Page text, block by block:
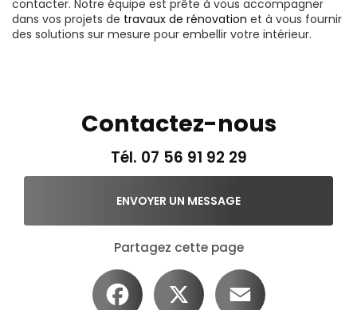
contacter. Notre équipe est prête à vous accompagner
dans vos projets de travaux de rénovation et à vous fournir
des solutions sur mesure pour embellir votre intérieur.
Contactez-nous
Tél. 07 56 91 92 29
ENVOYER UN MESSAGE
Partagez cette page
Facebook